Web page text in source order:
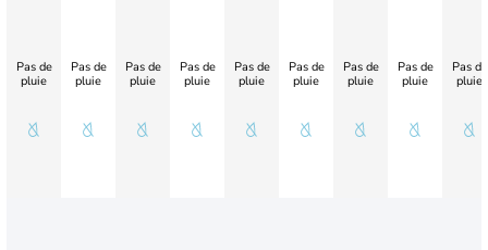
Pas de
pluie
Pas de
pluie
Pas de
pluie
Pas de
pluie
Pas de
pluie
Pas de
pluie
Pas de
pluie
Pas de
pluie
Pas de
pluie